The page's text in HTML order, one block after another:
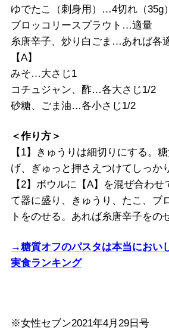
ゆでたこ（刺身用）…4切れ（35g）
ブロッコリースプラウト…適量
糸唐辛子、炒り白ごま…あれば各
【A】
みそ…大さじ1
コチュジャン、酢…各大さじ1/2
砂糖、ごま油…各小さじ1/2
＜作り方＞
【1】きゅうりは細切りにする。
げ、ぎゅっと押さえつけてしっか
【2】ボウルに【A】を混ぜ合わせ
て器に盛り、きゅうり、たこ、ブ
トをのせる。あれば糸唐辛子をの
→糖質オフのパスタは本当におい
実食ランキング
※女性セブン2021年4月29日号